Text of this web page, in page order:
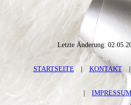
Letzte Änderung:
STARTSEITE KONTAKT
IMPRESSUM